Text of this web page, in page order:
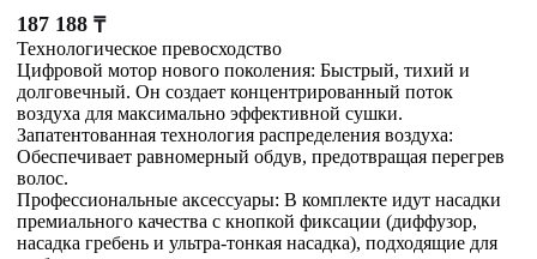
187 188 ₸
Технологическое превосходство
Цифровой мотор нового поколения: Быстрый, тихий и
долговечный. Он создает концентрированный поток
воздуха для максимально эффективной сушки.
Запатентованная технология распределения воздуха:
Обеспечивает равномерный обдув, предотвращая перегрев
волос.
Профессиональные аксессуары: В комплекте идут насадки
премиального качества с кнопкой фиксации (диффузор,
насадка гребень и ультра-тонкая насадка), подходящие для